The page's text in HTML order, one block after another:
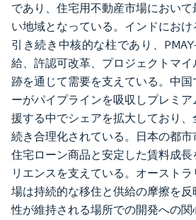
であり、住宅用不動産市場におい
い地域となっている。インドにお
引き続き中核的な柱であり、
給、許認可改革、プロジェクトマ
跡を通じて需要を支えている。中
ーがパイプラインを吸収しプレミ
援する中でシェアを拡大しており、
続き合理化されている。日本の都
住宅ローン商品と安定した賃料成
リエンスを支えている。オースト
場は持続的な移住と供給の摩擦を
性が維持される場所での開発への